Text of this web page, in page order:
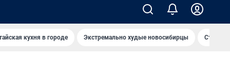
кухня в городе Экстремально худые новосибирцы Старт